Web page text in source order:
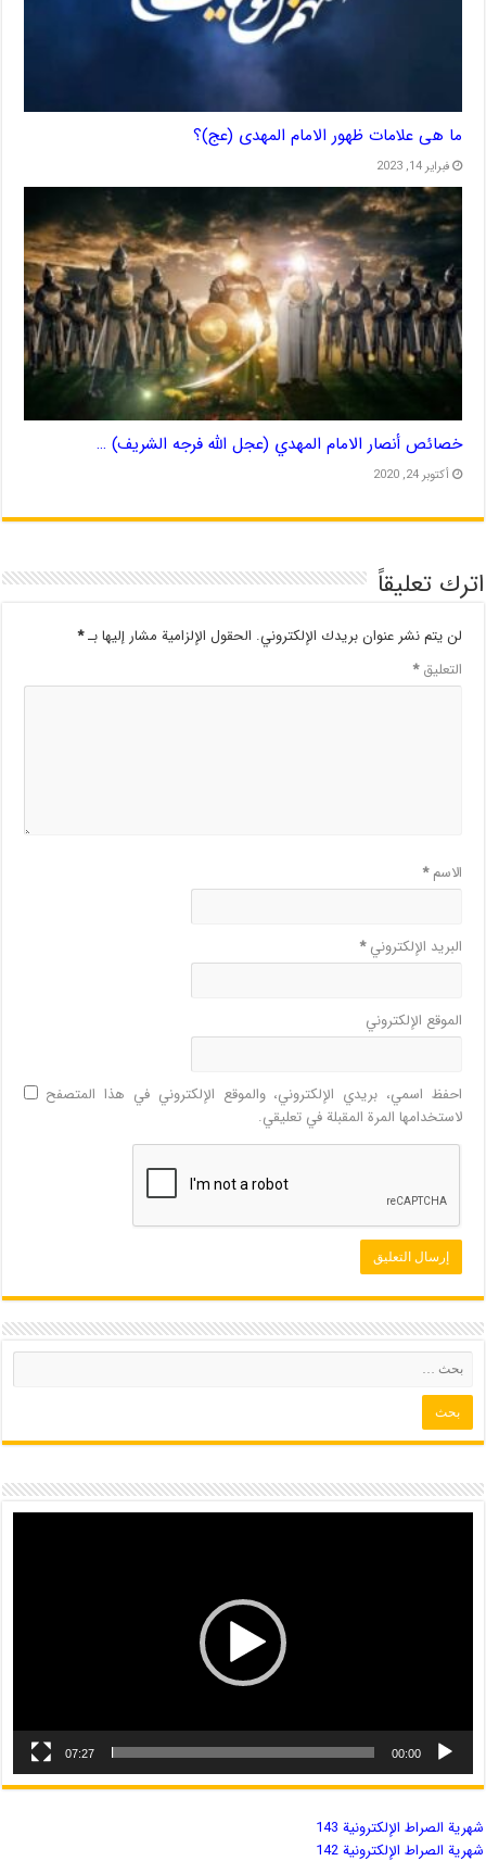
ما هی علامات ظهور الامام المهدی (عج)؟
فبراير 14, 2023
خصائص أنصار الامام المهدي (عجل الله فرجه الشريف) …
أكتوبر 24, 2020
اترك تعليقاً
لن يتم نشر عنوان بريدك الإلكتروني. الحقول الإلزامية مشار إليها بـ*
التعليق*
الاسم*
البريد الإلكتروني*
الموقع الإلكتروني
احفظ اسمي، بريدي الإلكتروني، والموقع الإلكتروني في هذا المتصفح
لاستخدامها المرة المقبلة في تعليقي.
00:00
07:27
شهریة الصراط الإلكترونية 143
شهریة الصراط الإلكترونية 142